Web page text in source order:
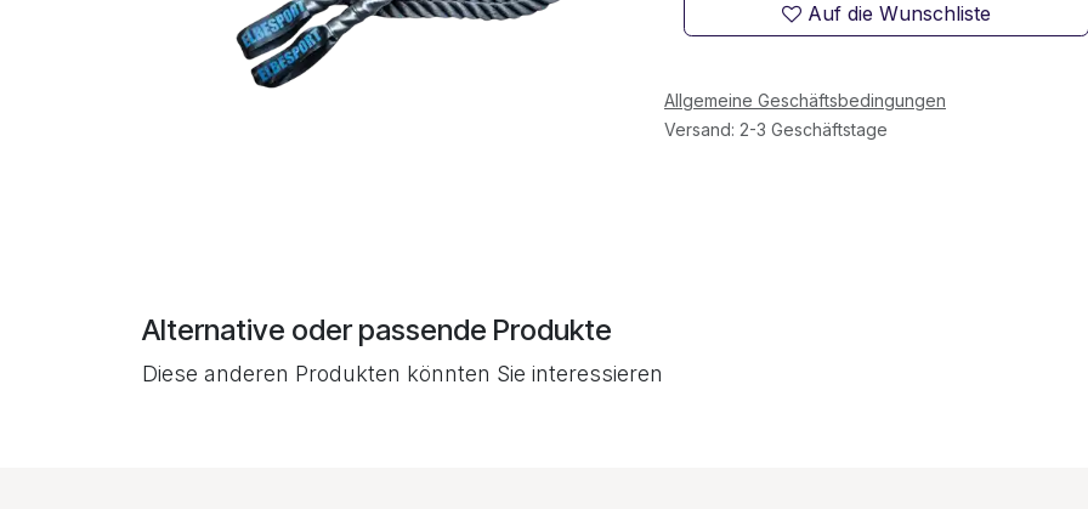
Auf die Wunschliste
Allgemeine Geschäftsbedingungen
Versand: 2-3 Geschäftstage
Alternative oder passende Produkte
Diese anderen Produkten könnten Sie interessieren